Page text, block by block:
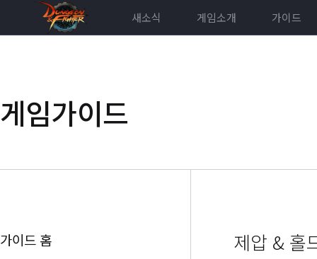
새소식 게임소개 가이드
게임가이드
가이드 홈
제압 & 홀